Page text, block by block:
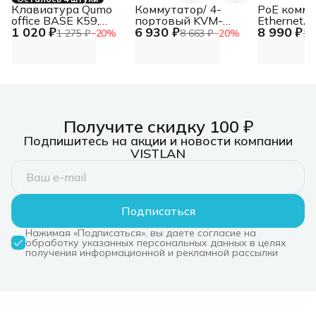
1 020 ₽1 275 ₽−20%
Клавиатура Qumo
office BASE K59,
проводная, 104
6 930 ₽8 663 ₽−20%
Коммутатор/ 4-
портовый KVM-
переключатель с
8 990 ₽
PoE
Ethernet/
Получите скидку 100 ₽
Подпишитесь на акции и новости компании
VISTLAN
Подписаться
Нажимая «Подписаться», вы даете согласие на
обработку указанных персональных данных в целях
получения информационной и рекламной рассылки